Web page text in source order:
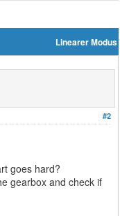
Linearer Modus
#2
goes hard?
gearbox and check if